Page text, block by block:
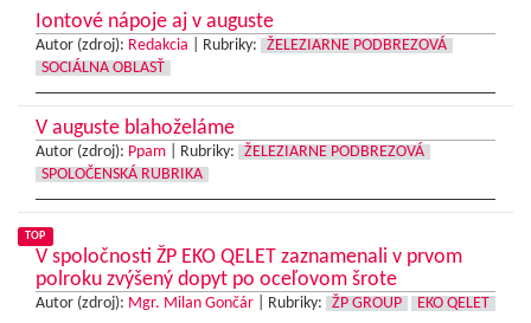
Iontové nápoje aj v auguste
Autor (zdroj): Redakcia Rubriky:
ŽELEZIARNE PODBREZOVÁ
SOCIÁLNA OBLASŤ
V auguste blahoželáme
Autor (zdroj): Ppam Rubriky:
ŽELEZIARNE PODBREZOVÁ
SPOLOČENSKÁ RUBRIKA
TOP
V spoločnosti ŽP EKO QELET zaznamenali v prvom
polroku zvýšený dopyt po oceľovom šrote
Autor (zdroj): Mgr. Milan Gončár Rubriky: ŽP GROUP EKO QELET